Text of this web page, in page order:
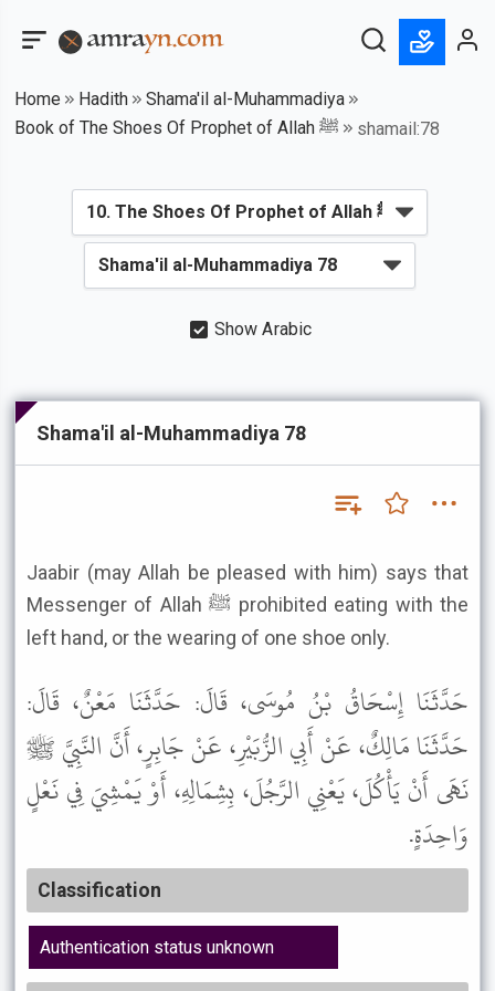
Home Hadith
Shama'il al-Muhammadiya
Book of The Shoes Of Prophet of Allah ﷺ
shamail:78
Show Arabic
Shama'il al-Muhammadiya 78
Jaabir (may Allah be pleased with him) says that
Messenger of Allah ﷺ prohibited eating with the
left hand, or the wearing of one shoe only.
حَدَّثَنَا إِسْحَاقُ بْنُ مُوسَى، قَالَ: حَدَّثَنَا مَعْنٌ، قَالَ:
حَدَّثَنَا مَالِكٌ، عَنْ أَبِي الزُّبَيْرِ، عَنْ جَابِرٍ، أَنَّ النَّبِيَّ ﷺ
نَهَى أَنْ يَأْكُلَ، يَعْنِي الرَّجُلَ، بِشِمَالِهِ، أَوْ يَمْشِيَ فِي نَعْلٍ
وَاحِدَةٍ.
Classification
Authentication status unknown